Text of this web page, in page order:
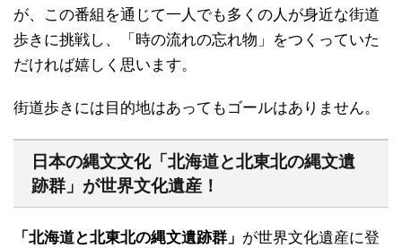
が、この番組を通じて一人でも多くの人が身近な街道
歩きに挑戦し、「時の流れの忘れ物」をつくっていた
だければ嬉しく思います。
街道歩きには目的地はあってもゴールはありません。
日本の縄文文化「北海道と北東北の縄文遺
跡群」が世界文化遺産！
「北海道と北東北の縄文遺跡群」 が世界文化遺産に登